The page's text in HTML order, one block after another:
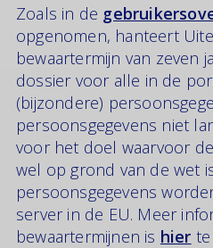
Zoals in de
opgenomen, hanteert
bewaartermijn van zeven
dossier voor alle in de
(bijzondere)
persoonsgegevens niet
voor het doel waarvoor
wel op grond van de wet
persoonsgegevens
server in de EU. Meer
bewaartermijnen is hier